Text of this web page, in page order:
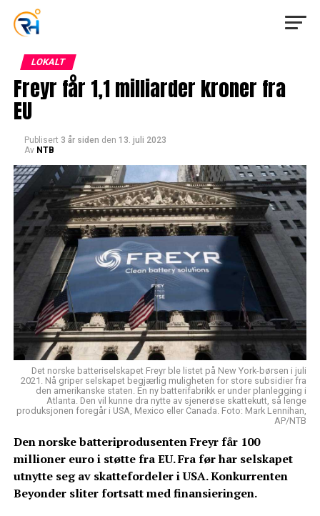
LOKALT
Freyr får 1,1 milliarder kroner fra
EU
Publisert 3 år siden den 13. juli 2023
Av NTB
Det norske batteriselskapet Freyr ble listet på New York-børsen i juli
2021. Nå griper selskapet begjærlig muligheten for store subsidier fra
den amerikanske staten. En ny batterifabrikk er under planlegging i
Atlanta. Den vil kunne dra nytte av sjenerøse skattekutt, så lenge
produksjonen foregår i USA, Mexico eller Canada. Foto: Mark Lennihan,
AP/NTB
Den norske batteriprodusenten Freyr får 100
millioner euro i støtte fra EU. Fra før har selskapet
utnytte seg av skattefordeler i USA. Konkurrenten
Beyonder sliter fortsatt med finansieringen.